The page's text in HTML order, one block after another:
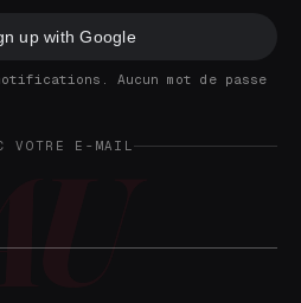
up with Google
Aucun mot de passe
VOTRE E-MAIL